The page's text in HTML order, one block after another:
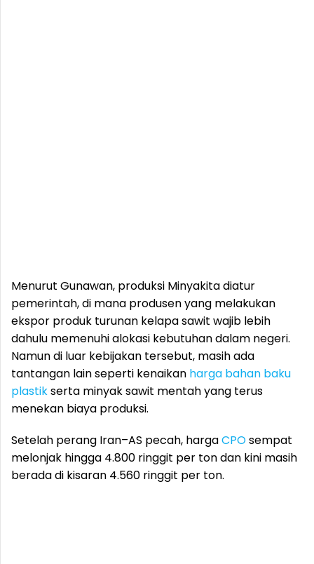
Menurut Gunawan, produksi Minyakita diatur
pemerintah, di mana produsen yang melakukan
ekspor produk turunan kelapa sawit wajib lebih
dahulu memenuhi alokasi kebutuhan dalam negeri.
Namun di luar kebijakan tersebut, masih ada
tantangan lain seperti kenaikan harga bahan baku
plastikserta minyak sawit mentah yang terus
menekan biaya produksi.
Setelah perang Iran–AS pecah, hargaCPOsempat
melonjak hingga 4.800 ringgit per ton dan kini masih
berada di kisaran 4.560 ringgit per ton.